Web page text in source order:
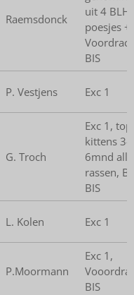
Raemsdonck
uit 4 BLH
poesjes +
BIS
P. Vestjens Exc 1
G. Troch
Exc 1,
kittens 3-
6mnd alle
rassen,
BIS
L. Kolen Exc 1
P.Moormann
Exc 1,
BIS